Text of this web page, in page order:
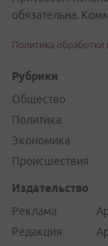
обязательна.
Политика
Рубрики
Общество
Политика
Экономика
Происшествия
Издательство
Реклама
Редакция